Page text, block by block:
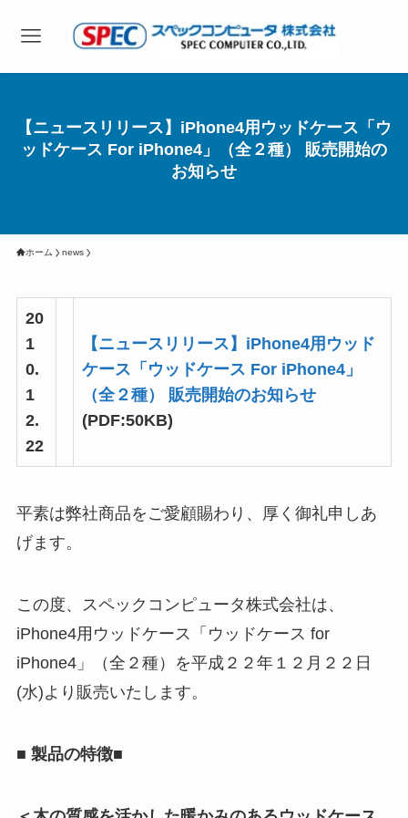
【ニュースリリース】iPhone4用ウッドケース「ウ
ッドケース For iPhone4」（全２種） 販売開始の
お知らせ
ホーム news
20
1
0.
1
2.
22
【ニュースリリース】iPhone4用ウッド
ケース「ウッドケース For iPhone4」
（全２種） 販売開始のお知らせ
(PDF:50KB)
平素は弊社商品をご愛顧賜わり、厚く御礼申しあ
げます。
この度、スペックコンピュータ株式会社は、
iPhone4用ウッドケース「ウッドケース for
iPhone4」（全２種）を平成２２年１２月２２日
(水)より販売いたします。
■ 製品の特徴■